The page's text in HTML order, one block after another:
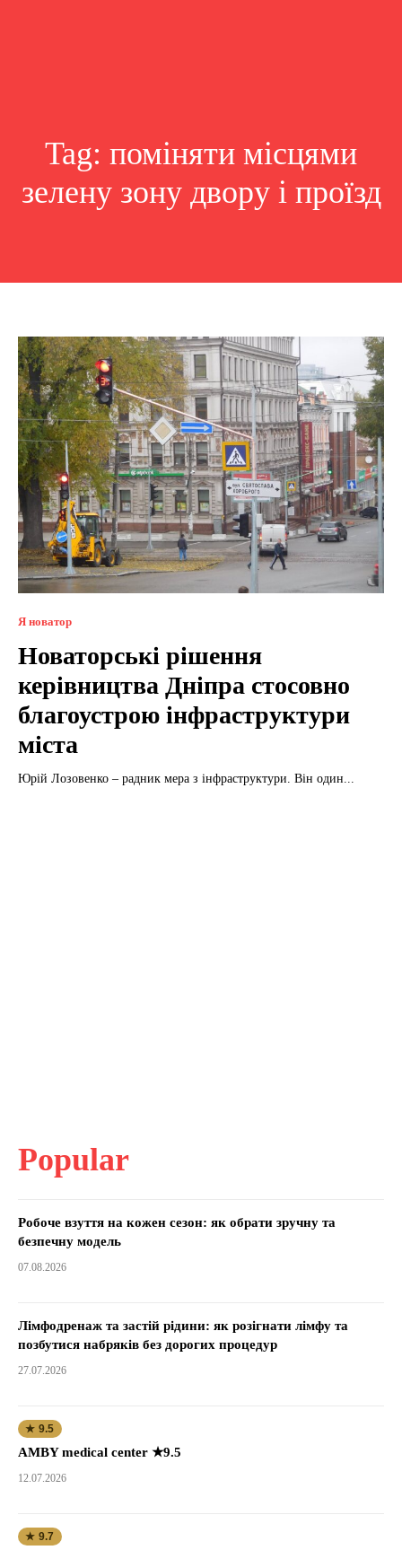
Tag: поміняти місцями
зелену зону двору і проїзд
Я новатор
Новаторські рішення
керівництва Дніпра стосовно
благоустрою інфраструктури
міста
Юрій Лозовенко – радник мера з інфраструктури. Він один...
Popular
Робоче взуття на кожен сезон: як обрати зручну та
безпечну модель
07.08.2026
Лімфодренаж та застій рідини: як розігнати лімфу та
позбутися набряків без дорогих процедур
27.07.2026
★ 9.5
AMBY medical center ★9.5
12.07.2026
★ 9.7